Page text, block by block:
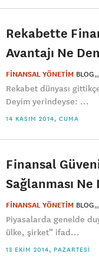
Rekabette
Avantajı Ne
FİNANSAL YÖNETİM BLOG
Rekabet dünyası
Deyim yerindeyse: ...
14 KASIM 2014, CUMA
Finansal
Sağlanması Ne
FİNANSAL YÖNETİM BLOG
Piyasalarda genelde
ülke, şirket” ifad...
13 EKIM 2014, PAZARTESI